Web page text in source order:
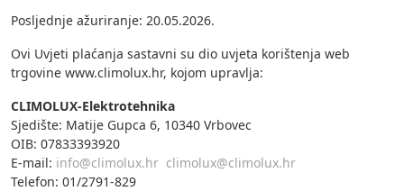
Posljednje ažuriranje: 20.05.2026.
Ovi Uvjeti plaćanja sastavni su dio uvjeta korištenja web
trgovine www.climolux.hr, kojom upravlja:
CLIMOLUX-Elektrotehnika
Sjedište: Matije Gupca 6, 10340 Vrbovec
OIB: 07833393920
E-mail: info@climolux.hr climolux@climolux.hr
Telefon: 01/2791-829